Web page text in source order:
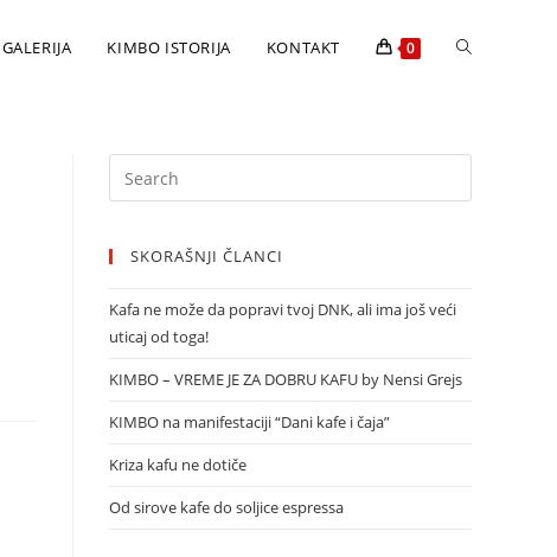
GALERIJA KIMBO ISTORIJA KONTAKT 0
SKORAŠNJI ČLANCI
Kafa ne može da popravi tvoj DNK, ali ima još veći
uticaj od toga!
KIMBO – VREME JE ZA DOBRU KAFU by Nensi Grejs
KIMBO na manifestaciji “Dani kafe i čaja”
Kriza kafu ne dotiče
Od sirove kafe do soljice espressa